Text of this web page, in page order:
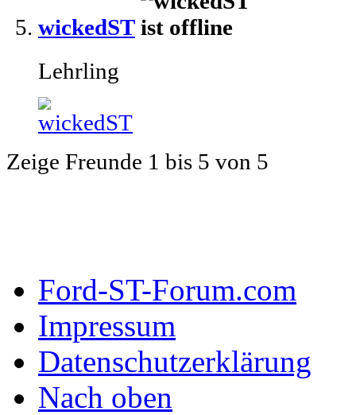
wickedST
Lehrling
Zeige Freunde 1 bis 5 von 5
Ford-ST-Forum.com
Impressum
Datenschutzerklärung
Nach oben